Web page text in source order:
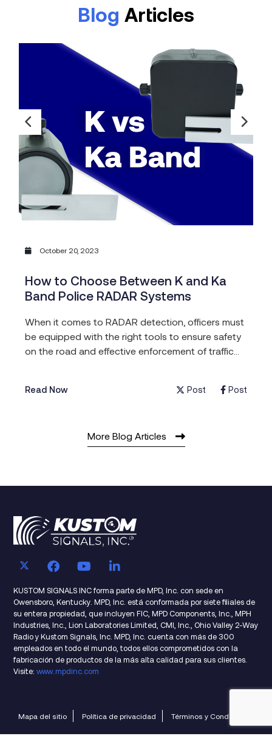
Blog Articles
October 20, 2023
How to Choose Between K and Ka
Band Police RADAR Systems
When it comes to RADAR detection, officers must
be equipped with the right tools to ensure safety
on the road and effective enforcement of traffic
your RADAR systems. In this blog post, we’ll break
Read Now Post Post
More Blog Articles
KUSTOM SIGNALS INC forma parte de MPD, Inc. con sede en
Owensboro, Kentucky. MPD, Inc. está conformada por siete filiales de
su entera propiedad, que incluyen FIC, MPD Components, Inc., MPH
Industries, Inc., Lion Laboratories Limited, CMI, Inc., Ohio Valley 2-Way
Radio y Kustom Signals, Inc. MPD, Inc. cuenta con más de 300
empleados en todo el mundo, todos ellos comprometidos con la
fabricación de productos de la más alta calidad para sus clientes.
Visite: www.mpdinc.com
Mapa del sitio Política de privacidad Términos y Condiciones